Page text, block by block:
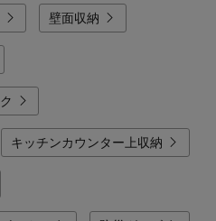
壁面収納
キッチンカウンター上収納